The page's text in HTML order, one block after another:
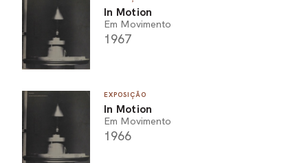
In Motion
Em Movimento
1967
EXPOSIÇÃO
In Motion
Em Movimento
1966